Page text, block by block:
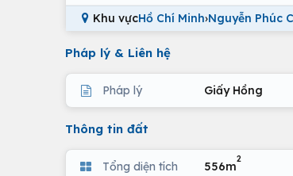
Khu vựcHồ Chí Minh›Nguyễn Phúc
Pháp lý & Liên hệ
Pháp lý Giấy Hồng
Thông tin đất
Tổng diện tích 556m
2